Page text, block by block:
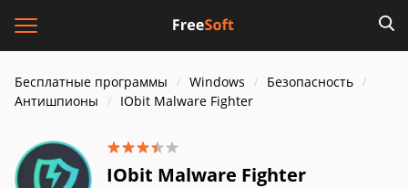
Бесплатные программы Windows
Безопасность
Антишпионы
IObit Malware Fighter
IObit Malware Fighter